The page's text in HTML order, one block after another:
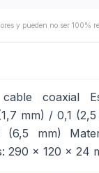
coaxial
mm) / 0,1
mm)
290 x 120 x 24